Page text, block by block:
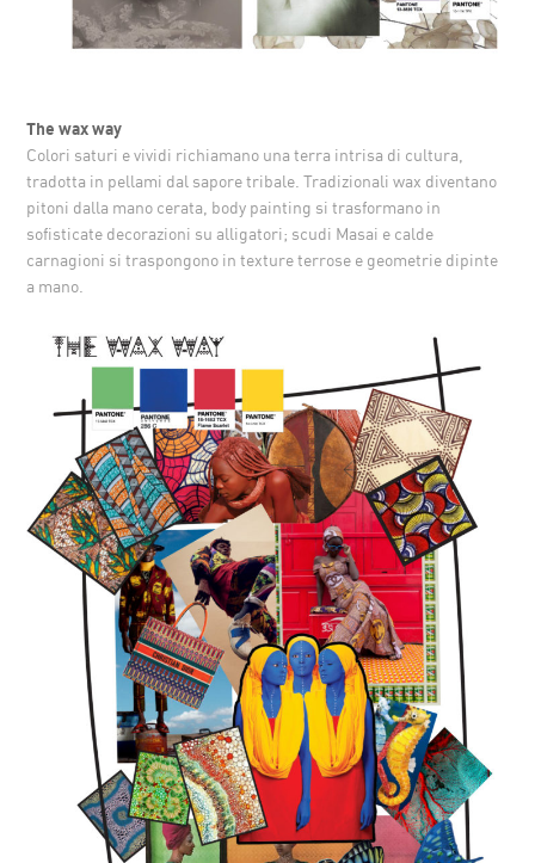
The wax way
Colori saturi e vividi richiamano una terra intrisa di cultura,
tradotta in pellami dal sapore tribale. Tradizionali wax diventano
pitoni dalla mano cerata, body painting si trasformano in
sofisticate decorazioni su alligatori; scudi Masai e calde
carnagioni si traspongono in texture terrose e geometrie dipinte
a mano.